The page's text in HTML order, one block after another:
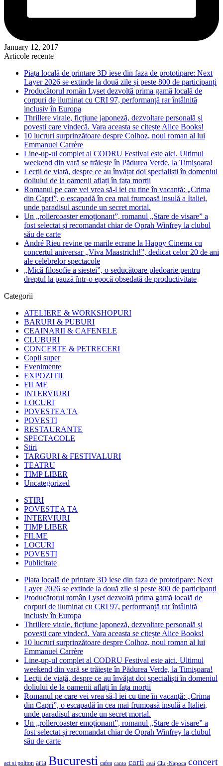
January 12, 2017
Articole recente
Piața locală de printare 3D iese din faza de prototipare: Next
Layer 2026 se extinde la două zile și peste 800 de participanți
Producătorul român Lyset dezvoltă prima gamă locală de
corpuri de iluminat cu CRI 97, performanță rar întâlnită
inclusiv în Europa
Thrillere virale, ficțiune japoneză, dezvoltare personală și
povești care vindecă. Vara aceasta se citește Alice Books!
10 lucruri surprinzătoare despre Colhoz, noul roman al lui
Emmanuel Carrère
Line-up-ul complet al CODRU Festival este aici. Ultimul
weekend din vară se trăiește în Pădurea Verde, la Timișoara!
Lecții de viață, despre ce au învățat doi specialiști în domeniul
doliului de la oamenii aflați în fața morții
Romanul pe care vei vrea să-l iei cu tine în vacanță: „Crima
din Capri”, o escapadă în cea mai frumoasă insulă a Italiei,
unde paradisul ascunde un secret mortal.
Un „rollercoaster emoționant”, romanul „Stare de visare” a
fost selectat și recomandat chiar de Oprah Winfrey la clubul
său de carte
André Rieu revine pe marile ecrane la Happy Cinema cu
concertul aniversar „Viva Maastricht!”, dedicat celor 20 de ani
ale celebrelor spectacole
„Mică filosofie a siestei”, o seducătoare pledoarie pentru
dreptul la pauză într-o epocă obsedată de productivitate
Categorii
ATELIERE & WORKSHOPURI
BARURI & PUBURI
CEAINARII & CAFENELE
CLUBURI
CONCERTE & PETRECERI
Copii super
Evenimente
EXPOZITII
FILME
INTERVIURI
LOCURI
POVESTEA TA
POVESTI
RESTAURANTE
SPECTACOLE
Stiri
TARGURI & FESTIVALURI
TEATRU
TIMP LIBER
Uncategorized
STIRI
POVESTEA TA
INTERVIURI
TIMP LIBER
FILME
LOCURI
POVESTI
Publicitate
Piața locală de printare 3D iese din faza de prototipare: Next
Layer 2026 se extinde la două zile și peste 800 de participanți
Producătorul român Lyset dezvoltă prima gamă locală de
corpuri de iluminat cu CRI 97, performanță rar întâlnită
inclusiv în Europa
Thrillere virale, ficțiune japoneză, dezvoltare personală și
povești care vindecă. Vara aceasta se citește Alice Books!
10 lucruri surprinzătoare despre Colhoz, noul roman al lui
Emmanuel Carrère
Line-up-ul complet al CODRU Festival este aici. Ultimul
weekend din vară se trăiește în Pădurea Verde, la Timișoara!
Lecții de viață, despre ce au învățat doi specialiști în domeniul
doliului de la oamenii aflați în fața morții
Romanul pe care vei vrea să-l iei cu tine în vacanță: „Crima
din Capri”, o escapadă în cea mai frumoasă insulă a Italiei,
unde paradisul ascunde un secret mortal.
Un „rollercoaster emoționant”, romanul „Stare de visare” a
fost selectat și recomandat chiar de Oprah Winfrey la clubul
său de carte
act si politon arta Bucuresti cafea canto carti ceai Cluj-Napoca concert